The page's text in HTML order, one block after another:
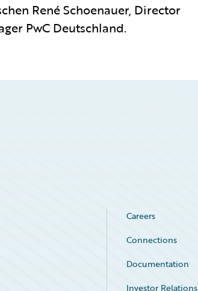
René Schoenauer, Director
PwC Deutschland.
Careers
Connections
Documentation
Investor Relations